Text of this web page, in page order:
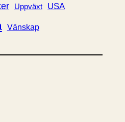
Uppväxt USA
Vänskap